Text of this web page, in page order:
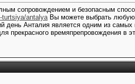
сопровождением и безопасным
turtsiya/antalyaВы можете выбрать любую
день Анталия является одним из
прекрасного времяпрепровождения в